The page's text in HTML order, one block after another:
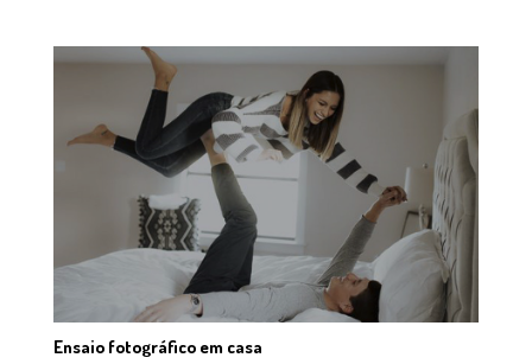
Ensaio fotográfico em casa